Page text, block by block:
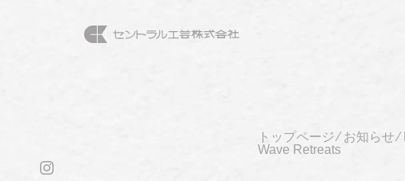
トップページ⁄ お知らせ⁄
Wave Retreats